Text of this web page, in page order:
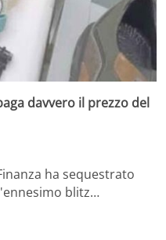
davvero il prezzo del
ha sequestrato
blitz…